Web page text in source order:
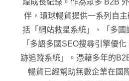
伴，環球暢貨提供一系列自
括「網站救星系統」、「多國
「多語多國SEO搜尋引擎優
跡追蹤系統」。憑藉多年的
暢貨已經幫助無數企業在國